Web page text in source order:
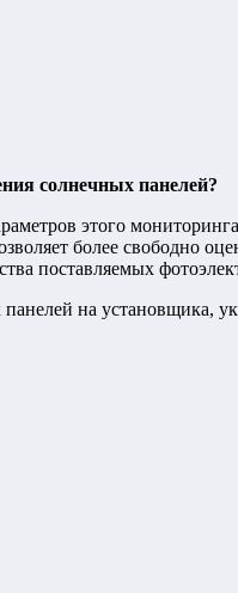
солнечных панелей?
этого
более свободно
поставляемых
на установщика,